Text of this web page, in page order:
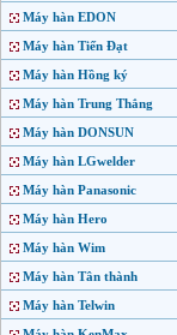
Máy hàn EDON
Máy hàn Tiến Đạt
Máy hàn Hồng ký
Máy hàn Trung Thắng
Máy hàn DONSUN
Máy hàn LGwelder
Máy hàn Panasonic
Máy hàn Hero
Máy hàn Wim
Máy hàn Tân thành
Máy hàn Telwin